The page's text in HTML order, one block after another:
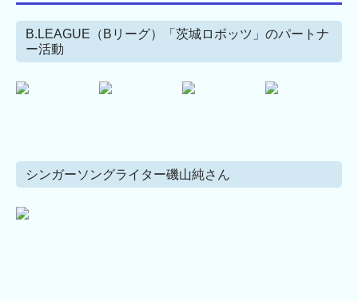
B.LEAGUE（Bリーグ）「茨城ロボッツ」のパートナ
ー活動
シンガーソングライター磯山純さん